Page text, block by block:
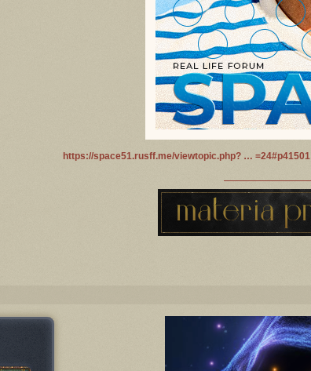
https://space51.rusff.me/viewtopic.php? … =24#p41501